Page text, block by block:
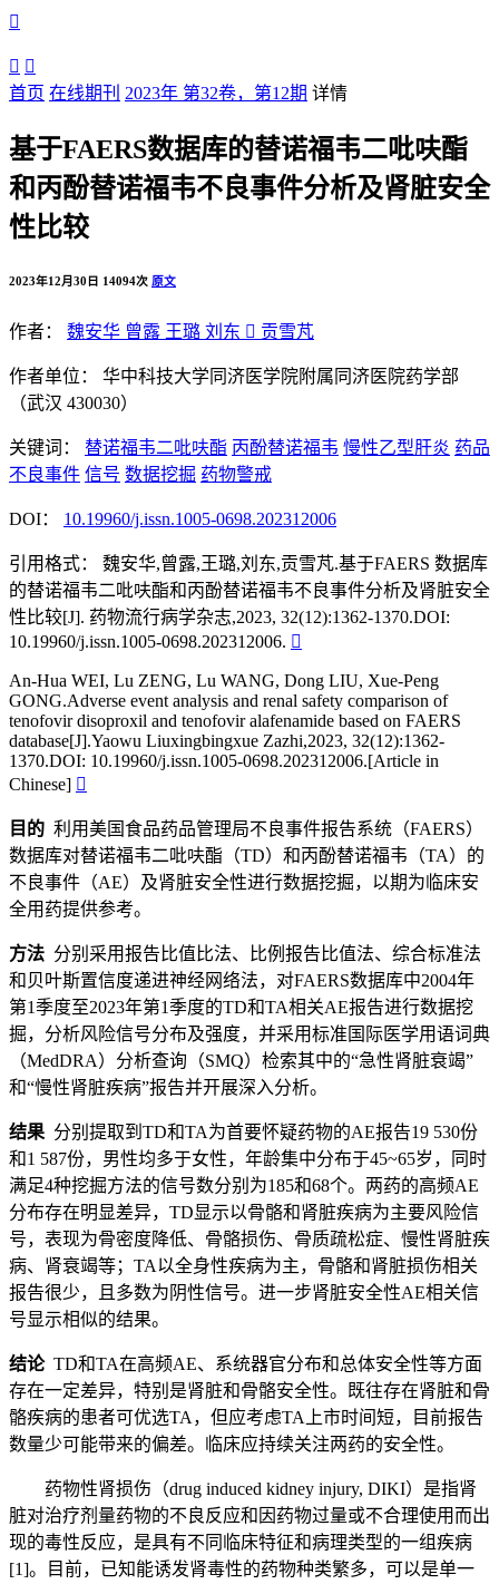

 
首页 在线期刊 2023年 第32卷，第12期 详情
基于FAERS数据库的替诺福韦二吡呋酯
和丙酚替诺福韦不良事件分析及肾脏安全
性比较
2023年12月30日 14094次 原文
作者： 魏安华 曾露 王璐 刘东  贡雪芃
作者单位：
华中科技大学同济医学院附属同济医院药学部
（武汉 430030）
关键词： 替诺福韦二吡呋酯 丙酚替诺福韦 慢性乙型肝炎 药品
不良事件 信号 数据挖掘 药物警戒
DOI： 10.19960/j.issn.1005-0698.202312006
引用格式：
魏安华,曾露,王璐,刘东,贡雪芃.基于FAERS 数据库
的替诺福韦二吡呋酯和丙酚替诺福韦不良事件分析及肾脏安全
性比较[J]. 药物流行病学杂志,2023, 32(12):1362-1370.DOI:
10.19960/j.issn.1005-0698.202312006. 
An-Hua WEI, Lu ZENG, Lu WANG, Dong LIU, Xue-Peng
GONG.Adverse event analysis and renal safety comparison of
tenofovir disoproxil and tenofovir alafenamide based on FAERS
database[J].Yaowu Liuxingbingxue Zazhi,2023, 32(12):1362-
1370.DOI: 10.19960/j.issn.1005-0698.202312006.[Article in
Chinese] 
目的 利用美国食品药品管理局不良事件报告系统（FAERS）
数据库对替诺福韦二吡呋酯（TD）和丙酚替诺福韦（TA）的
不良事件（AE）及肾脏安全性进行数据挖掘，以期为临床安
全用药提供参考。
方法 分别采用报告比值比法、比例报告比值法、综合标准法
和贝叶斯置信度递进神经网络法，对FAERS数据库中2004年
第1季度至2023年第1季度的TD和TA相关AE报告进行数据挖
掘，分析风险信号分布及强度，并采用标准国际医学用语词典
（MedDRA）分析查询（SMQ）检索其中的“急性肾脏衰竭”
和“慢性肾脏疾病”报告并开展深入分析。
结果 分别提取到TD和TA为首要怀疑药物的AE报告19 530份
和1 587份，男性均多于女性，年龄集中分布于45~65岁，同时
满足4种挖掘方法的信号数分别为185和68个。两药的高频AE
分布存在明显差异，TD显示以骨骼和肾脏疾病为主要风险信
号，表现为骨密度降低、骨骼损伤、骨质疏松症、慢性肾脏疾
病、肾衰竭等；TA以全身性疾病为主，骨骼和肾脏损伤相关
报告很少，且多数为阴性信号。进一步肾脏安全性AE相关信
号显示相似的结果。
结论TD和TA在高频AE、系统器官分布和总体安全性等方面
存在一定差异，特别是肾脏和骨骼安全性。既往存在肾脏和骨
骼疾病的患者可优选TA，但应考虑TA上市时间短，目前报告
数量少可能带来的偏差。临床应持续关注两药的安全性。
药物性肾损伤（drug induced kidney injury, DIKI）是指肾
脏对治疗剂量药物的不良反应和因药物过量或不合理使用而出
现的毒性反应，是具有不同临床特征和病理类型的一组疾病
[1]。目前，已知能诱发肾毒性的药物种类繁多，可以是单一